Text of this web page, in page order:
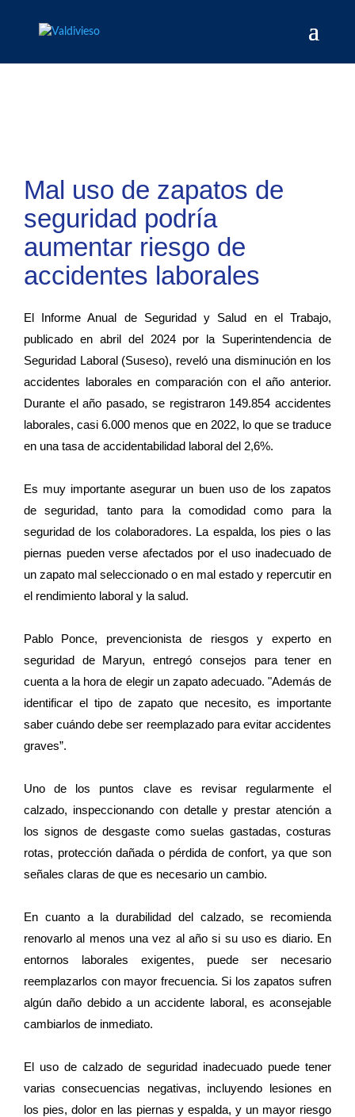
Mal uso de zapatos de
seguridad podría
aumentar riesgo de
accidentes laborales
El Informe Anual de Seguridad y Salud en el Trabajo,
publicado en abril del 2024 por la Superintendencia de
Seguridad Laboral (Suseso), reveló una disminución en los
accidentes laborales en comparación con el año anterior.
Durante el año pasado, se registraron 149.854 accidentes
laborales, casi 6.000 menos que en 2022, lo que se traduce
en una tasa de accidentabilidad laboral del 2,6%.
Es muy importante asegurar un buen uso de los zapatos
de seguridad, tanto para la comodidad como para la
seguridad de los colaboradores. La espalda, los pies o las
piernas pueden verse afectados por el uso inadecuado de
un zapato mal seleccionado o en mal estado y repercutir en
el rendimiento laboral y la salud.
Pablo Ponce, prevencionista de riesgos y experto en
seguridad de Maryun, entregó consejos para tener en
cuenta a la hora de elegir un zapato adecuado. "Además de
identificar el tipo de zapato que necesito, es importante
saber cuándo debe ser reemplazado para evitar accidentes
graves”.
Uno de los puntos clave es revisar regularmente el
calzado, inspeccionando con detalle y prestar atención a
los signos de desgaste como suelas gastadas, costuras
rotas, protección dañada o pérdida de confort, ya que son
señales claras de que es necesario un cambio.
En cuanto a la durabilidad del calzado, se recomienda
renovarlo al menos una vez al año si su uso es diario. En
entornos laborales exigentes, puede ser necesario
reemplazarlos con mayor frecuencia. Si los zapatos sufren
algún daño debido a un accidente laboral, es aconsejable
cambiarlos de inmediato.
El uso de calzado de seguridad inadecuado puede tener
varias consecuencias negativas, incluyendo lesiones en
los pies, dolor en las piernas y espalda, y un mayor riesgo